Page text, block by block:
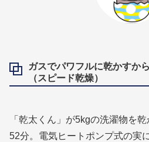
ガスでパワフルに乾かすか
（スピード乾燥）
「乾太くん」が5kgの洗濯物を
52分。電気ヒートポンプ式の実